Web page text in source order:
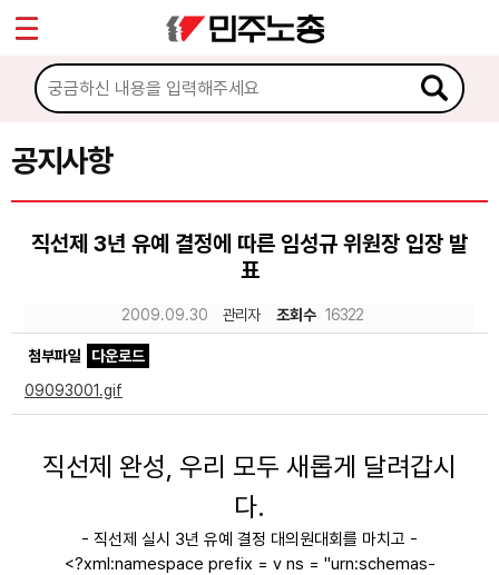
공지사항
직선제 3년 유예 결정에 따른 임성규 위원장 입장 발
표
2009.09.30 관리자 조회수 16322
첨부파일
다운로드
09093001.gif
직선제 완성, 우리 모두 새롭게 달려갑시
다.
- 직선제 실시 3년 유예 결정 대의원대회를 마치고 -
<?xml:namespace prefix = v ns = "urn:schemas-
마이페이지
소개
소식
공지사항
성명·보도
노동상담
자료
부설기관
Sketchbook5, 스케치북5
Sketchbook5, 스케치북5